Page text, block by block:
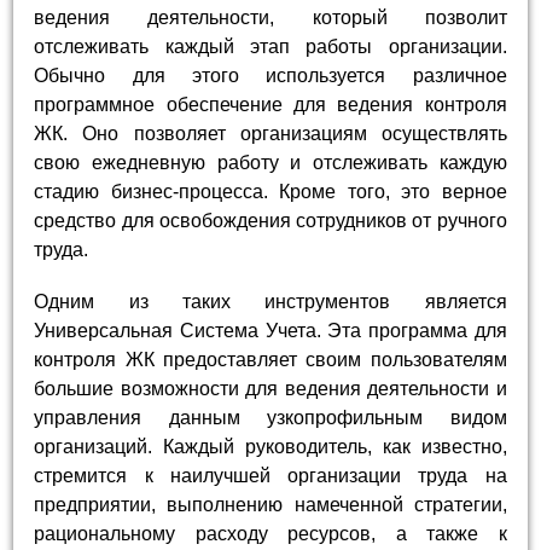
ведения деятельности, который позволит
отслеживать каждый этап работы организации.
Обычно для этого используется различное
программное обеспечение для ведения контроля
ЖК. Оно позволяет организациям осуществлять
свою ежедневную работу и отслеживать каждую
стадию бизнес-процесса. Кроме того, это верное
средство для освобождения сотрудников от ручного
труда.
Одним из таких инструментов является
Универсальная Система Учета. Эта программа для
контроля ЖК предоставляет своим пользователям
большие возможности для ведения деятельности и
управления данным узкопрофильным видом
организаций. Каждый руководитель, как известно,
стремится к наилучшей организации труда на
предприятии, выполнению намеченной стратегии,
рациональному расходу ресурсов, а также к